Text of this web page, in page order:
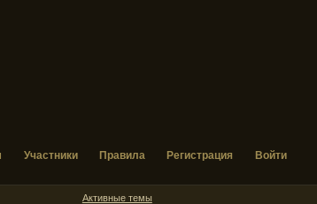
Участники Правила Регистрация Войти
Активные темы